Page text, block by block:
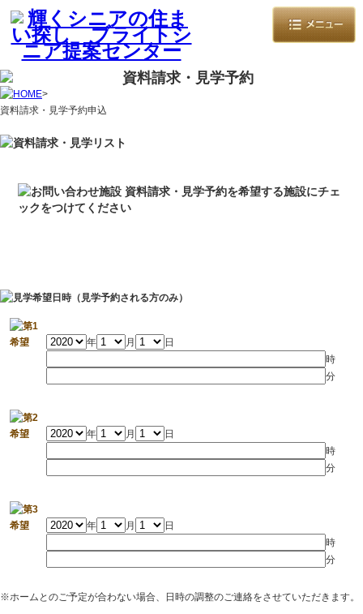
>
資料請求・見学予約申込
年 月
日
時
分
年 月
日
時
分
年 月
日
時
分
※ホームとのご予定が合わない場合、日時の調整のご連絡をさせていただきます。